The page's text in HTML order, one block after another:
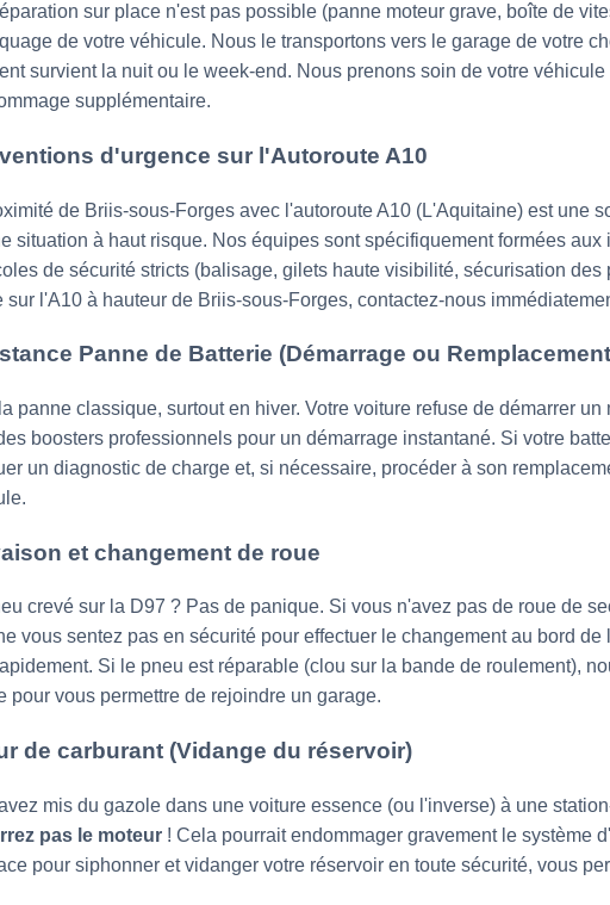
sur place n'est pas possible (panne moteur grave, boîte de
de votre véhicule. Nous le transportons vers le garage de votre
survient la nuit ou le week-end. Nous prenons soin de votre
supplémentaire.
d'urgence sur l'Autoroute A10
de Briis-sous-Forges avec l'autoroute A10 (L'Aquitaine) est une
situation à haut risque. Nos équipes sont spécifiquement formées
de sécurité stricts (balisage, gilets haute visibilité, sécurisation
sur l'A10 à hauteur de Briis-sous-Forges, contactez-nous
Panne de Batterie (Démarrage ou
panne classique, surtout en hiver. Votre voiture refuse de démarrer
boosters professionnels pour un démarrage instantané. Si votre
un diagnostic de charge et, si nécessaire, procéder à son
et changement de roue
crevé sur la D97 ? Pas de panique. Si vous n'avez pas de roue de
vous sentez pas en sécurité pour effectuer le changement au bord
Si le pneu est réparable (clou sur la bande de roulement),
pour vous permettre de rejoindre un garage.
de carburant (Vidange du réservoir)
mis du gazole dans une voiture essence (ou l'inverse) à une
pas le moteur ! Cela pourrait endommager gravement le système
pour siphonner et vidanger votre réservoir en toute sécurité, vous